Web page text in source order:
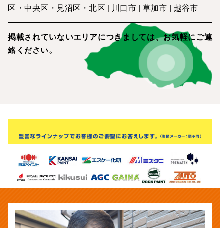
区・中央区・見沼区・北区 | 川口市 | 草加市 | 越谷市
掲載されていないエリアにつきましては、お気軽にご連
絡ください。